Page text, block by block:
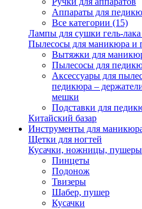
Аппараты для
Все категории (15)
Лампы для сушки гель-лака
Пылесосы для маникюра и
Вытяжки для
Пылесосы для
Аксессуары для
педикюра –
мешки
Подставки для
Китайский базар
Инструменты для
Щетки для ногтей
Кусачки, ножницы, пушеры
Пинцеты
Подонож
Твизеры
Шабер, пушер
Кусачки